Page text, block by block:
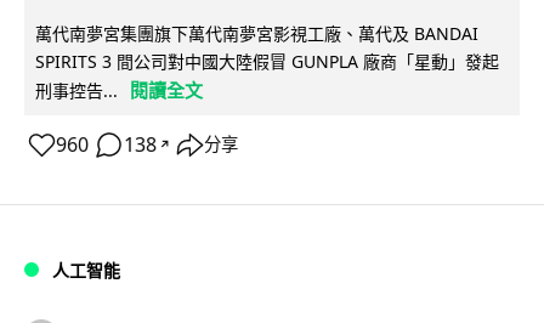
萬代南夢宮集團旗下萬代南夢宮影視工廠、萬代及 BANDAI
SPIRITS 3 間公司對中國大陸假冒 GUNPLA 廠商「星動」發起
刑事控告...
閱讀全文
960 138 ↗ 分享
人工智能